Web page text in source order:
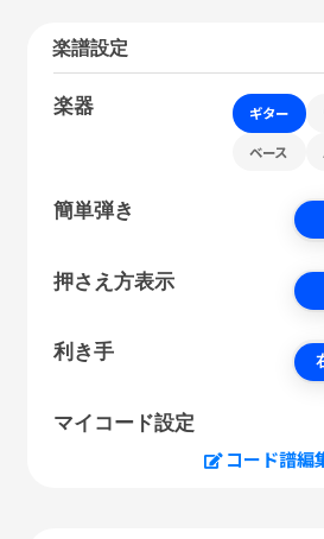
楽譜設定
楽器 ギター
ベース
簡単弾き
押さえ方表示
利き手
マイコード設定
コード譜編